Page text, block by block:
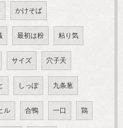
かけそば
最初は粉 粘り気
サイズ 穴子天
しっぽ 九条葱
ル 合鴨 一口 鶏